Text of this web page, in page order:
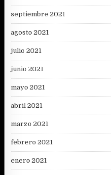
septiembre 2021
agosto 2021
julio 2021
junio 2021
mayo 2021
abril 2021
marzo 2021
febrero 2021
enero 2021